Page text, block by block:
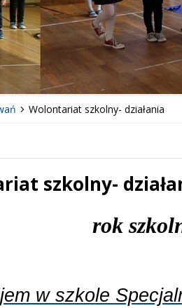
Wolontariat szkolny- działania
szkolny-
rok
w szkole